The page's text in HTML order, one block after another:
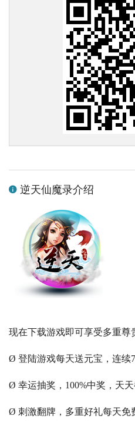
逆天仙魔录介绍
现在下载游戏即可享受多重尊
Ø 登陆游戏每天送元宝，连续
Ø 幸运抽奖，100%中奖，天天
Ø 刺激翻牌，多重好礼每天免